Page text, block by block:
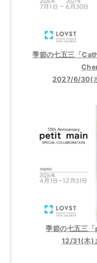
季節の七五三「
2027/6/30(
季節の七五三
12/31(木)